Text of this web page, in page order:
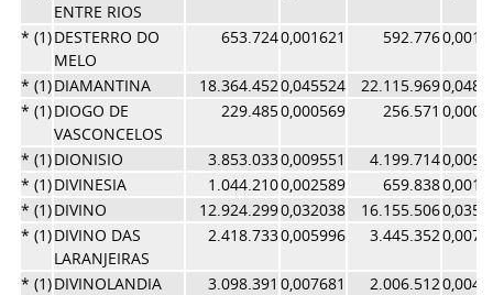
ENTRE RIOS
* (1)DESTERRO DO
MELO
653.7240,001621 592.776
* (1)DIAMANTINA 18.364.4520,045524 22.115.969
* (1)DIOGO DE
VASCONCELOS
229.4850,000569 256.571
* (1)DIONISIO 3.853.0330,009551 4.199.714
* (1)DIVINESIA 1.044.2100,002589 659.838
* (1)DIVINO 12.924.2990,032038 16.155.506
* (1)DIVINO DAS
LARANJEIRAS
2.418.7330,005996 3.445.352
* (1)DIVINOLANDIA
3.098.391 0,007681 2.006.512